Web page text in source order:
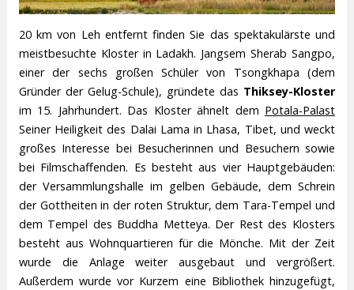
20 km von Leh entfernt finden Sie das spektakulärste und
meistbesuchte Kloster in Ladakh. Jangsem Sherab Sangpo,
einer der sechs großen Schüler von Tsongkhapa (dem
Gründer der Gelug-Schule), gründete das Thiksey-Kloster
im 15. Jahrhundert. Das Kloster ähnelt dem Potala-Palast
Seiner Heiligkeit des Dalai Lama in Lhasa, Tibet, und weckt
großes Interesse bei Besucherinnen und Besuchern sowie
bei Filmschaffenden. Es besteht aus vier Hauptgebäuden:
der Versammlungshalle im gelben Gebäude, dem Schrein
der Gottheiten in der roten Struktur, dem Tara-Tempel und
dem Tempel des Buddha Metteya. Der Rest des Klosters
besteht aus Wohnquartieren für die Mönche. Mit der Zeit
wurde die Anlage weiter ausgebaut und vergrößert.
Außerdem wurde vor Kurzem eine Bibliothek hinzugefügt,